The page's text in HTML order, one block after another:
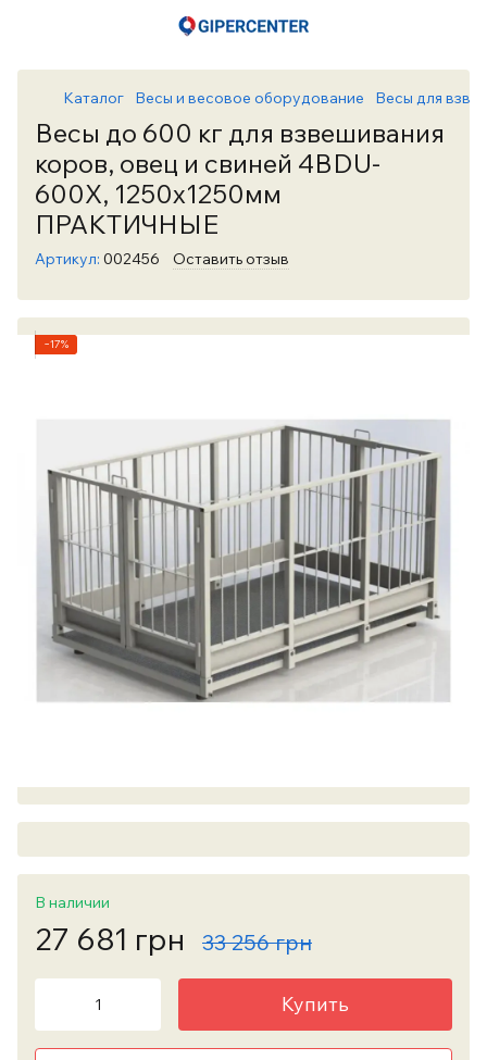
Каталог Весы и весовое оборудование Весы для
Весы до 600 кг для взвешивания
коров, овец и свиней 4BDU-
600X, 1250х1250мм
ПРАКТИЧНЫЕ
Артикул: 002456 Оставить отзыв
−17%
В наличии
27 681 грн 33 256 грн
Купить